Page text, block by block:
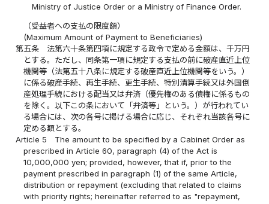
Ministry of Justice Order or a Ministry of Finance Order.
（受益者への支払の限度額）
(Maximum Amount of Payment to Beneficiaries)
第五条
法第六十条第四項に規定する政令で定める金額は、千万円
とする。ただし、同条第一項に規定する支払の前に破産直近上位
機関等（法第五十八条に規定する破産直近上位機関等をいう。）
に係る破産手続、再生手続、更生手続、特別清算手続又は外国倒
産処理手続における配当又は弁済（優先権のある債権に係るもの
を除く。以下この条において「弁済等」という。）が行われてい
る場合には、次の各号に掲げる場合に応じ、それぞれ当該各号に
定める額とする。
Article 5
The amount to be specified by a Cabinet Order as
prescribed in Article 60, paragraph (4) of the Act is
10,000,000 yen; provided, however, that if, prior to the
payment prescribed in paragraph (1) of the same Article,
distribution or repayment (excluding that related to claims
with priority rights; hereinafter referred to as "repayment,